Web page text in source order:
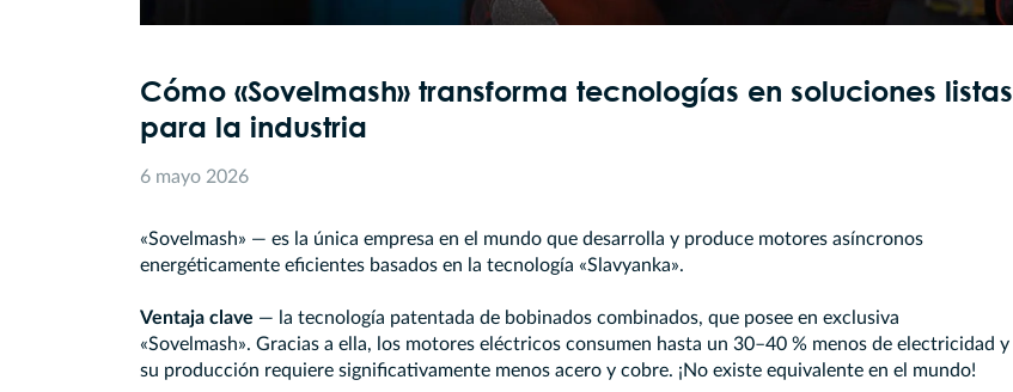
Cómo «Sovelmash» transforma tecnologías en soluciones listas
para la industria
6 mayo 2026
«Sovelmash» — es la única empresa en el mundo que desarrolla y produce motores asíncronos
energéticamente eficientes basados en la tecnología «Slavyanka».
Ventaja clave — la tecnología patentada de bobinados combinados, que posee en exclusiva
«Sovelmash». Gracias a ella, los motores eléctricos consumen hasta un 30–40 % menos de electricidad y
su producción requiere significativamente menos acero y cobre. ¡No existe equivalente en el mundo!